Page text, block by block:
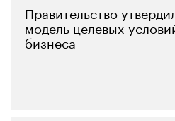
Правительство
модель целевых
бизнеса